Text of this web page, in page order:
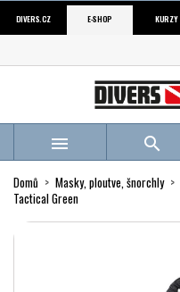
DIVERS.CZ E-SHOP KURZY
 
Domů Masky, ploutve, šnorchly
Tactical Green